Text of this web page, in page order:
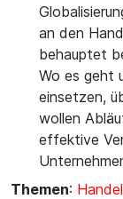
an den
behauptet
Wo es geht
einsetzen,
wollen
effektive
Themen: